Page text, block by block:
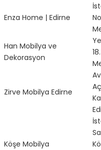
Enza Home | Edirne
Han Mobilya ve
Dekorasyon
Zirve Mobilya Edirne
Köşe Mobilya